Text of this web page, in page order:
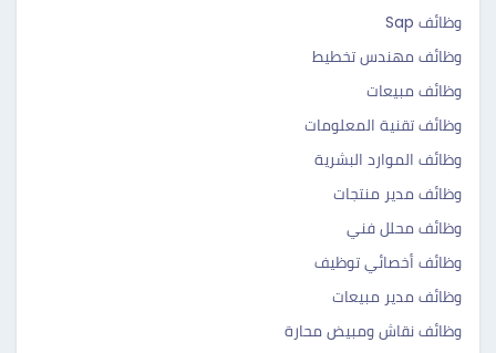
وظائف Sap
وظائف مهندس تخطيط
وظائف مبيعات
وظائف تقنية المعلومات
وظائف الموارد البشرية
وظائف مدير منتجات
وظائف محلل فني
وظائف أخصائي توظيف
وظائف مدير مبيعات
وظائف نقاش ومبيض محارة